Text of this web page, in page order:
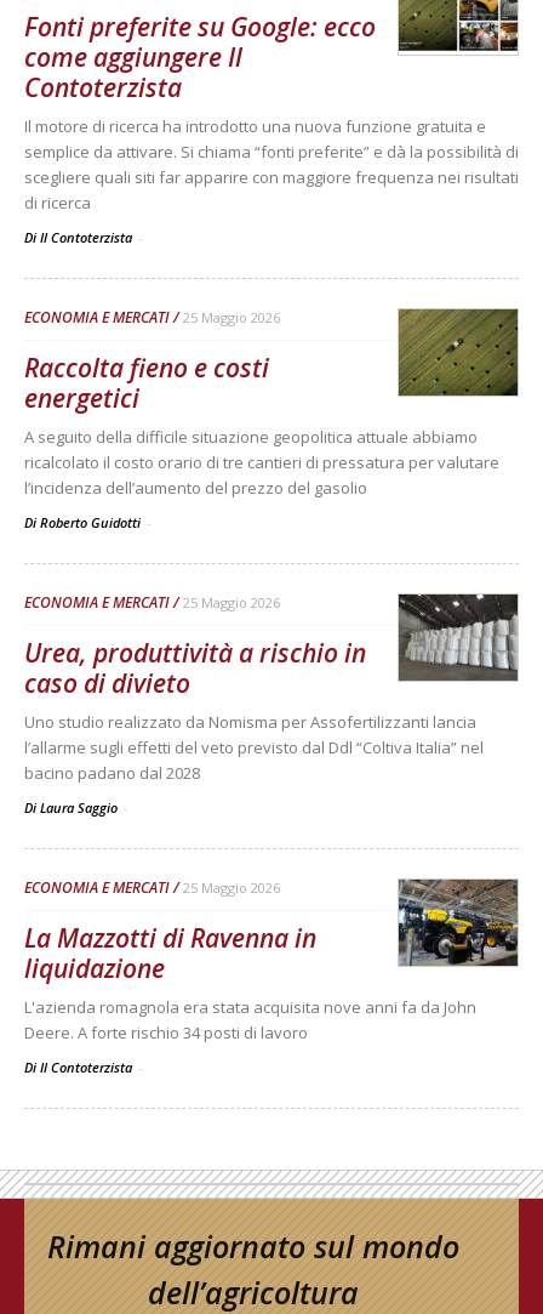
Fonti preferite su Google: ecco
come aggiungere Il
Contoterzista
Il motore di ricerca ha introdotto una nuova funzione gratuita e
semplice da attivare. Si chiama “fonti preferite” e dà la possibilità di
scegliere quali siti far apparire con maggiore frequenza nei risultati
di ricerca
Di Il Contoterzista -
ECONOMIA E MERCATI 25 Maggio 2026
Raccolta fieno e costi
energetici
A seguito della difficile situazione geopolitica attuale abbiamo
ricalcolato il costo orario di tre cantieri di pressatura per valutare
l’incidenza dell’aumento del prezzo del gasolio
Di Roberto Guidotti -
ECONOMIA E MERCATI 25 Maggio 2026
Urea, produttività a rischio in
caso di divieto
Uno studio realizzato da Nomisma per Assofertilizzanti lancia
l’allarme sugli effetti del veto previsto dal Ddl “Coltiva Italia” nel
bacino padano dal 2028
Di Laura Saggio -
ECONOMIA E MERCATI 25 Maggio 2026
La Mazzotti di Ravenna in
liquidazione
L'azienda romagnola era stata acquisita nove anni fa da John
Deere. A forte rischio 34 posti di lavoro
Di Il Contoterzista -
Rimani aggiornato sul mondo
dell’agricoltura